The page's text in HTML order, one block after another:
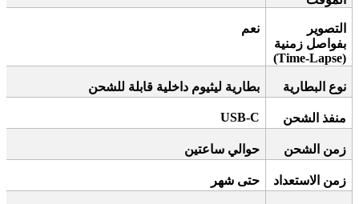
التصوير
بفواصل زمنية
(Time-Lapse)
نعم
نوع البطارية بطارية ليثيوم داخلية قابلة للشحن
منفذ الشحن USB-C
زمن الشحن حوالي ساعتين
زمن الاستعداد حتى شهر